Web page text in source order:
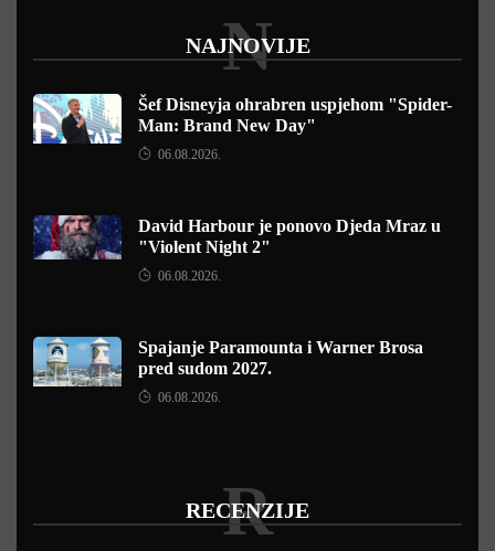
NAJNOVIJE
N
Šef Disneyja ohrabren uspjehom "Spider-
Man: Brand New Day"
06.08.2026.
David Harbour je ponovo Djeda Mraz u
"Violent Night 2"
06.08.2026.
Spajanje Paramounta i Warner Brosa
pred sudom 2027.
06.08.2026.
RECENZIJE
R